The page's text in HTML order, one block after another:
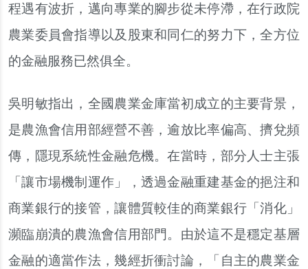
程遇有波折，邁向專業的腳步從未停滯，在行政院
農業委員會指導以及股東和同仁的努力下，全方位
的金融服務已然俱全。
吳明敏指出，全國農業金庫當初成立的主要背景，
是農漁會信用部經營不善，逾放比率偏高、擠兌頻
傳，隱現系統性金融危機。在當時，部分人士主張
「讓市場機制運作」，透過金融重建基金的挹注和
商業銀行的接管，讓體質較佳的商業銀行「消化」
瀕臨崩潰的農漁會信用部門。由於這不是穩定基層
金融的適當作法，幾經折衝討論，「自主的農業金